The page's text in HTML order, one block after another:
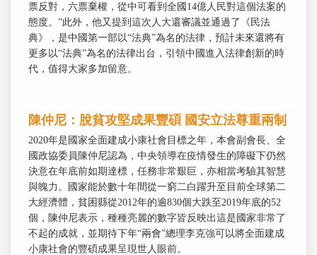
票反對，六票棄權，從中可看到全國14億人民對這個法案的
態度。”此外，他又提到這次人大還審議並通過了《民法
典》，是中國第一部以“法典”為名的法律，預計未來還將有
更多以“法典”為名的法律出台，引領中國進入法律創新的時
代，值得大家多加留意。
陳仲尼：脫貧攻堅成果豐碩 國安立法尊重兩制
2020年是國家全面建成小康社會目標之年，本會副會長、全
國政協委員陳仲尼認為，中央領導在疫情發生的障礙下仍然
決意在年底前如期達標，任務非常艱巨，亦相當考驗其智慧
與魄力。國家能於數十年間從一窮二白躍升至目前全球第二
大經濟體，貧困縣從2012年的逾830個大跌至2019年底的52
個，陳仲尼表示，種種亮麗的數字皆反映出這是國家非常了
不起的成就，並期待下年“兩會”總理李克強可以將全面建成
小康社會的豐碩成果呈現世人眼前。